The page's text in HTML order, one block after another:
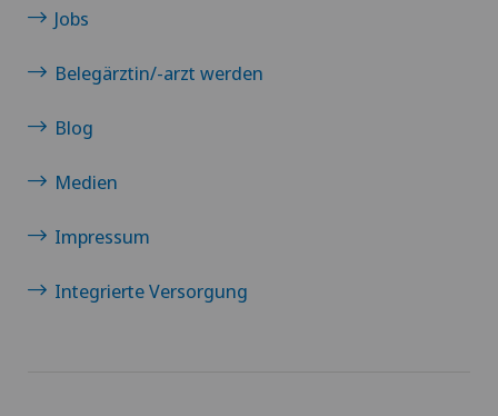
Jobs
Belegärztin/-arzt werden
Blog
Medien
Impressum
Integrierte Versorgung